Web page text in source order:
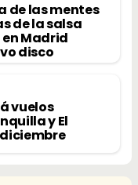
de las mentes
de la salsa
Madrid
disco
vuelos
y El